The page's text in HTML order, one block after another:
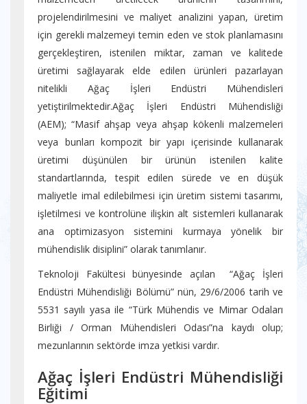
projelendirilmesini ve maliyet analizini yapan, üretim
için gerekli malzemeyi temin eden ve stok planlamasını
gerçekleştiren, istenilen miktar, zaman ve kalitede
üretimi sağlayarak elde edilen ürünleri pazarlayan
nitelikli Ağaç İşleri Endüstri Mühendisleri
yetiştirilmektedir.Ağaç İşleri Endüstri Mühendisliği
(AEM); “Masif ahşap veya ahşap kökenli malzemeleri
veya bunları kompozit bir yapı içerisinde kullanarak
üretimi düşünülen bir ürünün istenilen kalite
standartlarında, tespit edilen sürede ve en düşük
maliyetle imal edilebilmesi için üretim sistemi tasarımı,
işletilmesi ve kontrolüne ilişkin alt sistemleri kullanarak
ana optimizasyon sistemini kurmaya yönelik bir
mühendislik disiplini” olarak tanımlanır.
Teknoloji Fakültesi bünyesinde açılan “Ağaç İşleri
Endüstri Mühendisliği Bölümü” nün, 29/6/2006 tarih ve
5531 sayılı yasa ile “Türk Mühendis ve Mimar Odaları
Birliği / Orman Mühendisleri Odası”na kaydı olup;
mezunlarının sektörde imza yetkisi vardır.
Ağaç İşleri Endüstri Mühendisliği
Eğitimi